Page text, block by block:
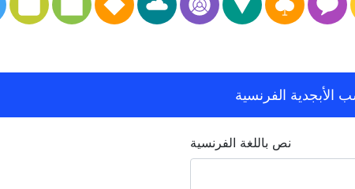
الفرنسية
نص باللغة الفرنسية